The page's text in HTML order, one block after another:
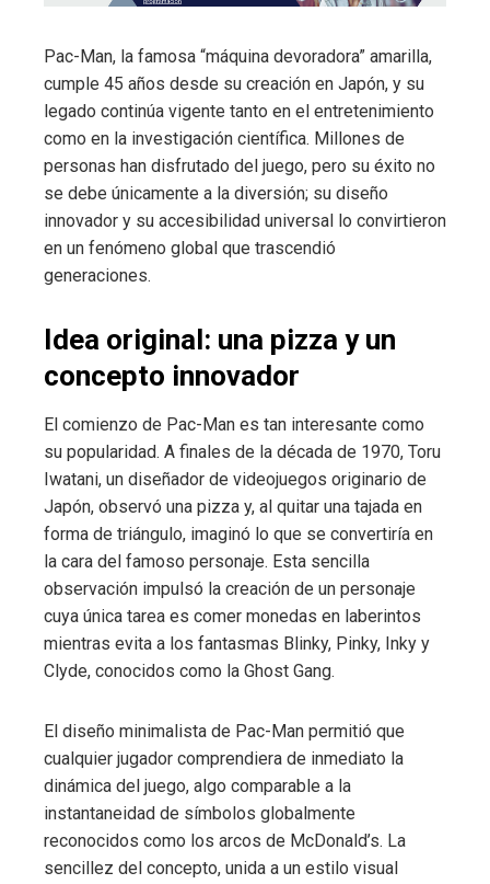
Pac-Man, la famosa “máquina devoradora” amarilla,
cumple 45 años desde su creación en Japón, y su
legado continúa vigente tanto en el entretenimiento
como en la investigación científica. Millones de
personas han disfrutado del juego, pero su éxito no
se debe únicamente a la diversión; su diseño
innovador y su accesibilidad universal lo convirtieron
en un fenómeno global que trascendió
generaciones.
Idea original: una pizza y un
concepto innovador
El comienzo de Pac-Man es tan interesante como
su popularidad. A finales de la década de 1970, Toru
Iwatani, un diseñador de videojuegos originario de
Japón, observó una pizza y, al quitar una tajada en
forma de triángulo, imaginó lo que se convertiría en
la cara del famoso personaje. Esta sencilla
observación impulsó la creación de un personaje
cuya única tarea es comer monedas en laberintos
mientras evita a los fantasmas Blinky, Pinky, Inky y
Clyde, conocidos como la Ghost Gang.
El diseño minimalista de Pac-Man permitió que
cualquier jugador comprendiera de inmediato la
dinámica del juego, algo comparable a la
instantaneidad de símbolos globalmente
reconocidos como los arcos de McDonald’s. La
sencillez del concepto, unida a un estilo visual